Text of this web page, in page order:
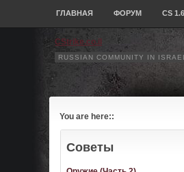
CStrike.co.il
RUSSIAN COMMUNITY IN ISRAEL
ГЛАВНАЯ ФОРУМ CS 1.6
You are here::
Советы